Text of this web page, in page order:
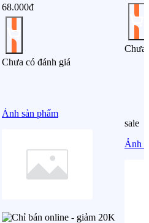
68.000đ
Chưa có đánh giá
Chưa
Ảnh sản phẩm
sale
Ảnh